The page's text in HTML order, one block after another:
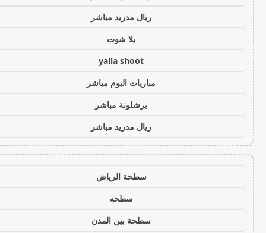
ريال مدريد مباشر
يلا شوت
yalla shoot
مباريات اليوم مباشر
برشلونة مباشر
ريال مدريد مباشر
سطحة الرياض
سطحه
سطحة بين المدن